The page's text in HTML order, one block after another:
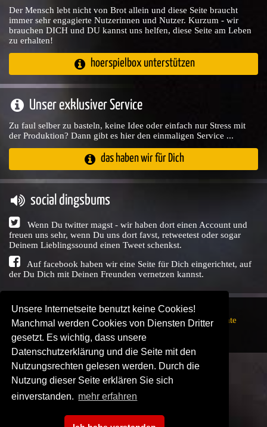
Unsere Internetseite benutzt keine Cookies!
Manchmal werden Cookies von Diensten Dritter
gesetzt. Es wichtig, dass unsere
Datenschutzerklärung und die Seite mit den
Nutzungsrechten gelesen werden. Durch die
Nutzung dieser Seite erklären Sie sich
einverstanden. mehr erfahren
Der Mensch lebt nicht von Brot allein und diese Seite braucht
immer sehr engagierte Nutzerinnen und Nutzer. Kurzum - wir
brauchen DICH und DU kannst uns helfen, diese Seite am Leben
zu erhalten!
hoerspielbox unterstützen
Unser exklusiver Service
Zu faul selber zu basteln, keine Idee oder einfach nur Stress mit
der Produktion? Dann gibt es hier den einmaligen Service ...
das haben wir für Dich
social dingsbums
Wenn Du twitter magst - wir haben dort einen Account und
freuen uns sehr, wenn Du uns dort favst, retweetest oder sogar
Deinem Lieblingssound einen Tweet schenkst.
Auf facebook haben wir eine Seite für Dich eingerichtet, auf
der Du Dich mit Deinen Freunden vernetzen kannst.
Copyright © Audio Union GbR, 1999 - 2026,Nutzungsrechte
SENDEPLATZ↗